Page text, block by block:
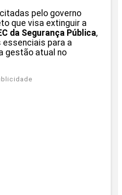
pelo governo
que visa extinguir a
da Segurança Pública,
para a
gestão atual no